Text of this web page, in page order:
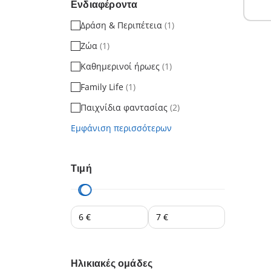
Ενδιαφέροντα
Δράση & Περιπέτεια (1)
Ζώα (1)
Καθημερινοί ήρωες (1)
Family Life (1)
Παιχνίδια φαντασίας (2)
Εμφάνιση περισσότερων
Τιμή
Ηλικιακές ομάδες